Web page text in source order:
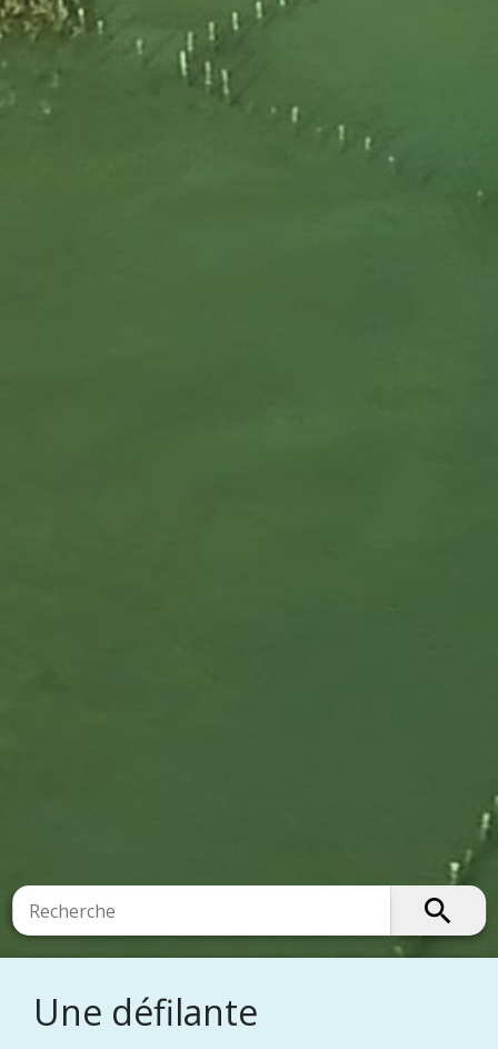
search
Une défilante